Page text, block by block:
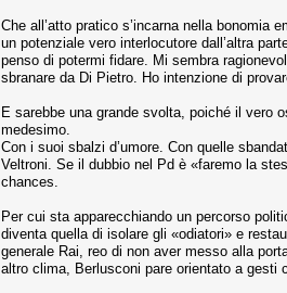
Che all’atto pratico s’incarna nella bonomia
un potenziale vero interlocutore dall’altra
penso di potermi fidare. Mi sembra
sbranare da Di Pietro. Ho intenzione di
E sarebbe una grande svolta, poiché il vero
medesimo.
Con i suoi sbalzi d’umore. Con quelle
Veltroni. Se il dubbio nel Pd è «faremo la
chances.
Per cui sta apparecchiando un percorso
diventa quella di isolare gli «odiatori» e
generale Rai, reo di non aver messo alla
altro clima, Berlusconi pare orientato a gesti